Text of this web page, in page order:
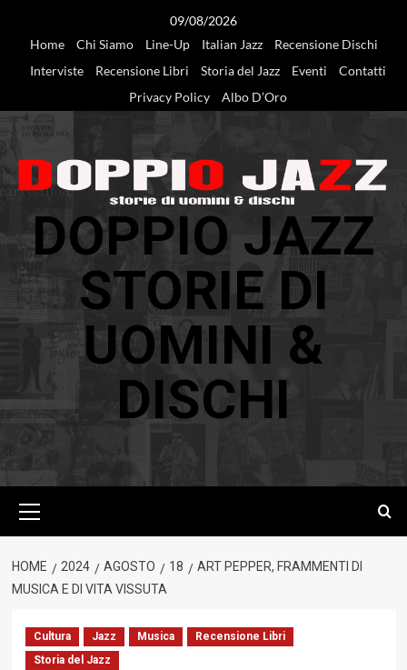
09/08/2026
Home
Chi Siamo Line-Up Italian Jazz
Recensione Dischi
Interviste
Recensione Libri Storia del Jazz Eventi
Contatti
Privacy Policy
Albo D’Oro
DOPPIO JAZZ
STORIE DI
UOMINI &
DISCHI
principale
HOME 2024 AGOSTO 18
ART PEPPER, FRAMMENTI DI
MUSICA E DI VITA VISSUTA
Cultura Jazz Musica
Recensione Libri
Storia del Jazz